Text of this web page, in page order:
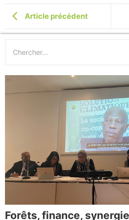
Article précédent
Forêts, finance,